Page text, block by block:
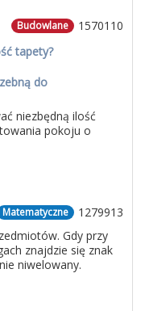
1570110
Budowlane
tapety?
do
niezbędną ilość
pokoju o
1279913
Matematyczne
Gdy przy
znajdzie się znak
niwelowany.